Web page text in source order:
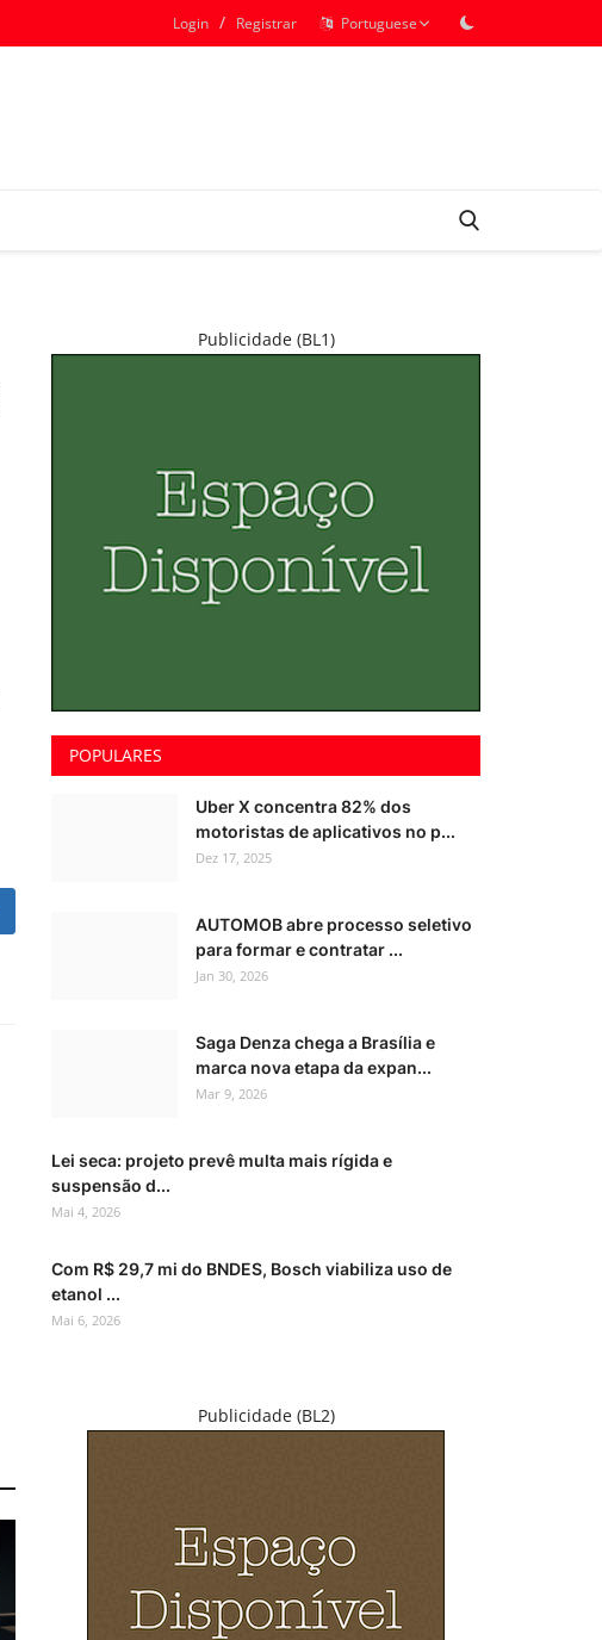
Login / Registrar Portuguese
Publicidade (BL1)
POPULARES
Uber X concentra 82% dos
motoristas de aplicativos no p...
Dez 17, 2025
AUTOMOB abre processo seletivo
para formar e contratar ...
Jan 30, 2026
Saga Denza chega a Brasília e
marca nova etapa da expan...
Mar 9, 2026
Lei seca: projeto prevê multa mais rígida e
suspensão d...
Mai 4, 2026
Com R$ 29,7 mi do BNDES, Bosch viabiliza uso de
etanol ...
Mai 6, 2026
Publicidade (BL2)